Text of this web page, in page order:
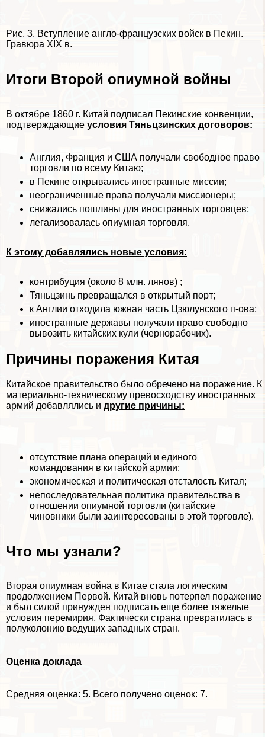
Рис. 3. Вступление англо-французских войск в Пекин.
Гравюра XIX в.
Итоги Второй опиумной войны
В октябре 1860 г. Китай подписал Пекинские конвенции,
подтверждающие условия Тяньцзинских договоров:
Англия, Франция и США получали свободное право
торговли по всему Китаю;
в Пекине открывались иностранные миссии;
неограниченные права получали миссионеры;
снижались пошлины для иностранных торговцев;
легализовалась опиумная торговля.
К этому добавлялись новые условия:
контрибуция (около 8 млн. лянов) ;
Тяньцзинь превращался в открытый порт;
к Англии отходила южная часть Цзюлунского п-ова;
иностранные державы получали право свободно
вывозить китайских кули (чернорабочих).
Причины поражения Китая
Китайское правительство было обречено на поражение. К
материально-техническому превосходству иностранных
армий добавлялись и другие причины:
отсутствие плана операций и единого
комaндования в китайской армии;
экономическая и политическая отсталость Китая;
непоследовательная политика правительства в
отношении опиумной торговли (китайские
чиновники были заинтересованы в этой торговле).
Что мы узнали?
Вторая опиумная война в Китае стала логическим
продолжением Первой. Китай вновь потерпел поражение
и был силой принужден подписать еще более тяжелые
условия перемирия. Фактически страна превратилась в
полуколонию ведущих западных стран.
Оценка доклада
Средняя оценка: 5. Всего получено оценок: 7.